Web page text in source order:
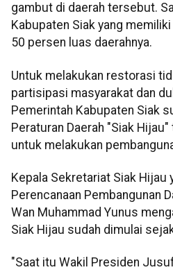
gambut di daerah tersebut.
Kabupaten Siak yang
50 persen luas daerahnya.
Untuk melakukan restorasi
partisipasi masyarakat dan
Pemerintah Kabupaten Siak
Peraturan Daerah "Siak
untuk melakukan
Kepala Sekretariat Siak Hijau
Perencanaan Pembangunan
Wan Muhammad Yunus
Siak Hijau sudah dimulai
"Saat itu Wakil Presiden